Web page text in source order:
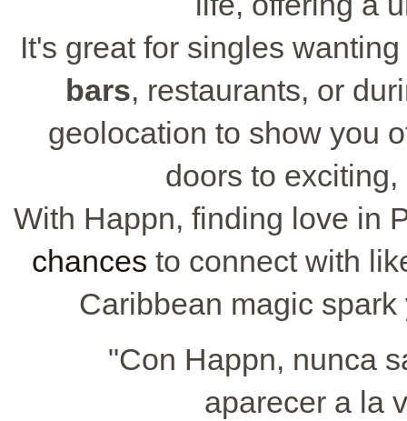
It's great for singles
bars, restaurants, or
geolocation to show you
doors to
With Happn, finding love in
chances to connect with
Caribbean magic
"Con Happn, nunca
aparecer a la